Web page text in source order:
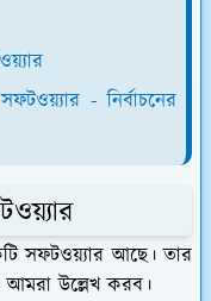
- নির্বাচনের
সফটওয়্যার আছে। তার
উল্লেখ করব।